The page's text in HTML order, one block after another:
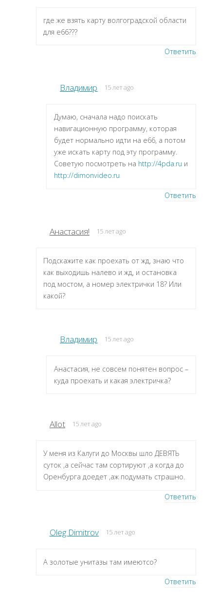
где же взять карту волгоградской области
для е66???
Ответить
Владимир 15 лет ago
Думаю, сначала надо поискать
навигационную программу, которая
будет нормально идти на e66, а потом
уже искать карту под эту программу.
Советую посмотреть на http://4pda.ru и
http://dimonvideo.ru
Ответить
Анастасия! 15 лет ago
Подскажите как проехать от жд, знаю что
как выходишь налево и жд, и остановка
под мостом, а номер электрички 18? Или
какой?
Владимир 15 лет ago
Анастасия, не совсем понятен вопрос –
куда проехать и какая электричка?
Allot 15 лет ago
У меня из Калуги до Москвы шло ДЕВЯТЬ
суток ,а сейчас там сортируют ,а когда до
Оренбурга доедет ,аж подумать страшно.
Ответить
Oleg Dimitrov 15 лет ago
А золотые унитазы там имеютсо?
Ответить